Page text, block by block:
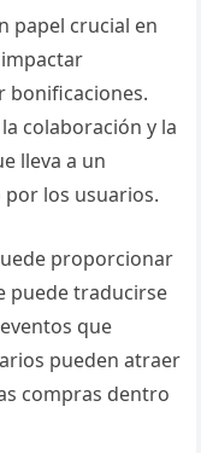
papel crucial en
bonificaciones.
colaboración y la
lleva a un
los usuarios.
proporcionar
puede traducirse
que
pueden atraer
compras dentro